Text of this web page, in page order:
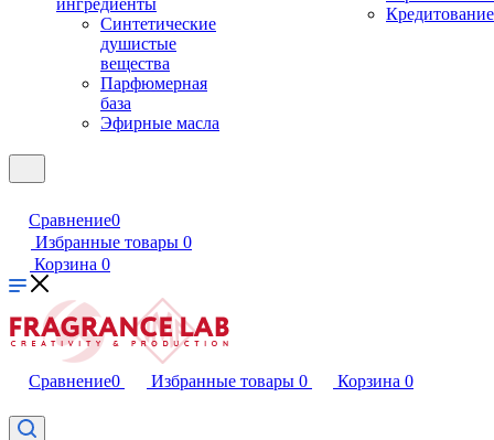
ингредиенты
Синтетические
душистые
вещества
Парфюмерная
база
Эфирные масла
Кредитование
Сравнение0
Избранные товары 0
Корзина 0
Сравнение0 Избранные товары 0 Корзина 0